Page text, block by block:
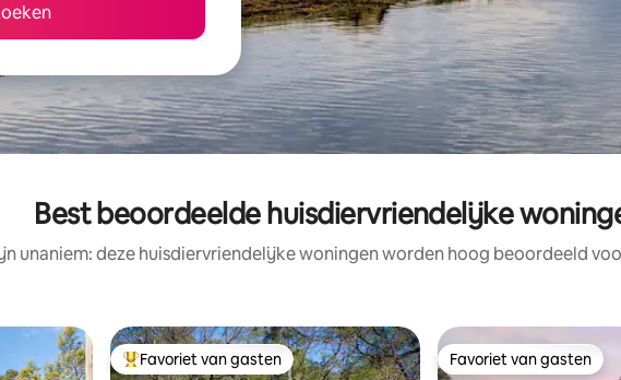
Best beoordeelde huisdiervriendelijke
unaniem: deze huisdiervriendelijke woningen worden hoog beoordeeld
Topfavoriet van gasten
Favoriet van gasten Favoriet van gasten
Favoriet van gasten